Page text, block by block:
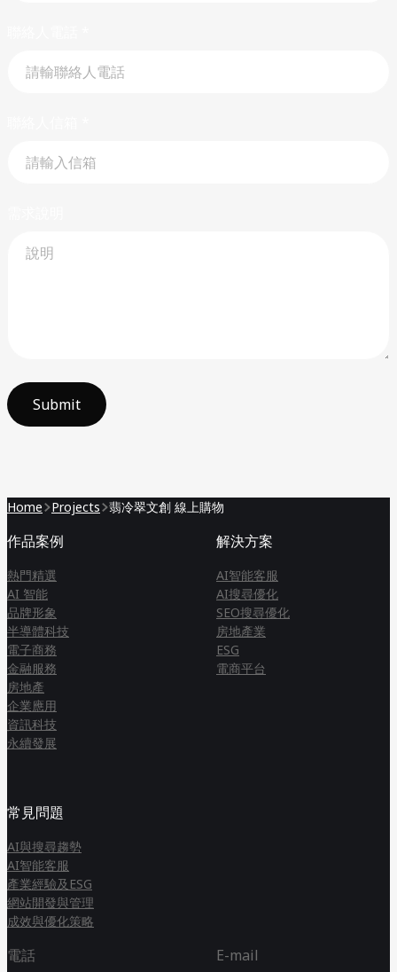
Submit
Home Projects 翡冷翠文創 線上購物
電話 E-mail
作品案例
熱門精選
AI 智能
品牌形象
半導體科技
電子商務
金融服務
房地產
企業應用
資訊科技
永續發展
解決方案
AI智能客服
AI搜尋優化
SEO搜尋優化
房地產業
ESG
電商平台
常見問題
AI與搜尋趨勢
AI智能客服
產業經驗及ESG
網站開發與管理
成效與優化策略